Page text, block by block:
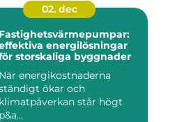
02. dec
Fastighetsvärmepumpar:
energilösningar
storskaliga byggnader
När energikostnaderna
ökar och
klimatpåverkan står högt
p&a...